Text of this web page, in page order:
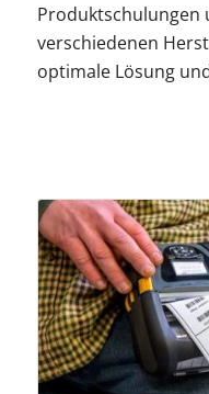
Produktschulungen
verschiedenen
optimale Lösung